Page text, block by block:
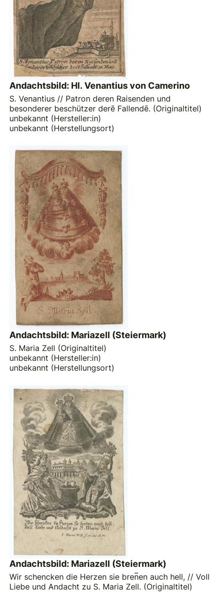
Andachtsbild: Hl. Venantius von Camerino
S. Venantius // Patron deren Raisenden und
besonderer beschützer derē Fallendē. (Originaltitel)
unbekannt (Hersteller:in)
unbekannt (Herstellungsort)
Andachtsbild: Mariazell (Steiermark)
S. Maria Zell (Originaltitel)
unbekannt (Hersteller:in)
unbekannt (Herstellungsort)
Andachtsbild: Mariazell (Steiermark)
Wir schencken die Herzen sie bren̅en auch hell, // Voll
Liebe und Andacht zu S. Maria Zell. (Originaltitel)